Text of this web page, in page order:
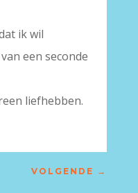
ik wil
een seconde
liefhebben.
VOLGENDE →